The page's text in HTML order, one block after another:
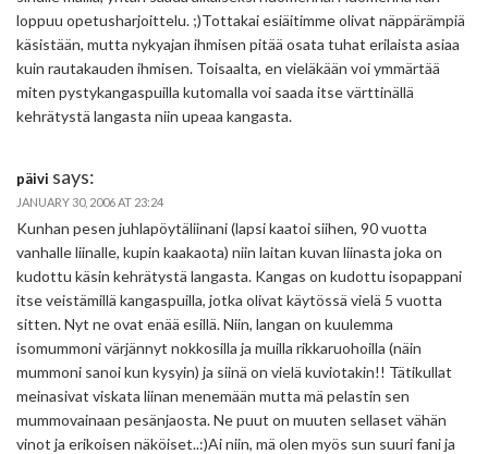
loppuu opetusharjoittelu. ;)Tottakai esiäitimme olivat näppärämpiä
käsistään, mutta nykyajan ihmisen pitää osata tuhat erilaista asiaa
kuin rautakauden ihmisen. Toisaalta, en vieläkään voi ymmärtää
miten pystykangaspuilla kutomalla voi saada itse värttinällä
kehrätystä langasta niin upeaa kangasta.
päivi says:
JANUARY 30, 2006 AT 23:24
Kunhan pesen juhlapöytäliinani (lapsi kaatoi siihen, 90 vuotta
vanhalle liinalle, kupin kaakaota) niin laitan kuvan liinasta joka on
kudottu käsin kehrätystä langasta. Kangas on kudottu isopappani
itse veistämillä kangaspuilla, jotka olivat käytössä vielä 5 vuotta
sitten. Nyt ne ovat enää esillä. Niin, langan on kuulemma
isomummoni värjännyt nokkosilla ja muilla rikkaruohoilla (näin
mummoni sanoi kun kysyin) ja siinä on vielä kuviotakin!! Tätikullat
meinasivat viskata liinan menemään mutta mä pelastin sen
mummovainaan pesänjaosta. Ne puut on muuten sellaset vähän
vinot ja erikoisen näköiset..:)Ai niin, mä olen myös sun suuri fani ja